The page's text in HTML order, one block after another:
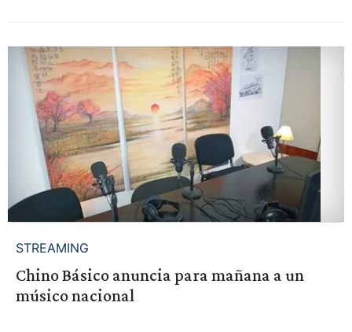
STREAMING
Chino Básico anuncia para mañana a un
músico nacional